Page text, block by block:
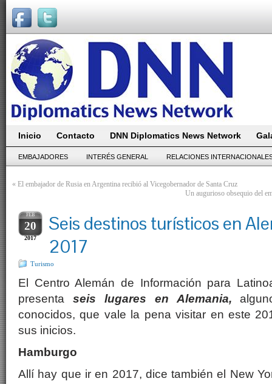
Inicio Contacto DNN Diplomatics News Network
EMBAJADORES INTERÉS GENERAL RELACIONES
« El embajador de Rusia en Argentina recibió al Vicegobernador de Santa Cruz
Un augurioso obsequio del
FEB
20
2017
Seis destinos turísticos en
2017
Turismo
El Centro Alemán de Información para
presenta seis lugares en Alemania,
conocidos, que vale la pena visitar en este
sus inicios.
Hamburgo
Allí hay que ir en 2017, dice también el New